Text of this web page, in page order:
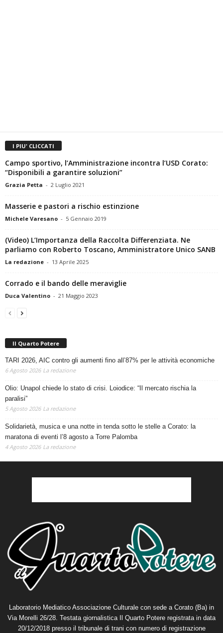
I PIU' CLICCATI
Campo sportivo, l’Amministrazione incontra l’USD Corato:
“Disponibili a garantire soluzioni”
Grazia Petta - 2 Luglio 2021
Masserie e pastori a rischio estinzione
Michele Varesano - 5 Gennaio 2019
(Video) L’Importanza della Raccolta Differenziata. Ne
parliamo con Roberto Toscano, Amministratore Unico SANB
La redazione - 13 Aprile 2025
Corrado e il bando delle meraviglie
Duca Valentino - 21 Maggio 2023
Il Quarto Potere
TARI 2026, AIC contro gli aumenti fino all’87% per le attività economiche
6 Agosto 2026 La redazione
Olio: Unapol chiede lo stato di crisi. Loiodice: “Il mercato rischia la
paralisi”
5 Agosto 2026 La redazione
Solidarietà, musica e una notte in tenda sotto le stelle a Corato: la
maratona di eventi l’8 agosto a Torre Palomba
4 Agosto 2026 La redazione
Laboratorio Mediatico Associazione Culturale con sede a Corato (Ba) in
Via Morelli 26/28. Testata giornalistica Il Quarto Potere registrata in data
20/12/2018 presso il tribunale di trani con numero di registrazione